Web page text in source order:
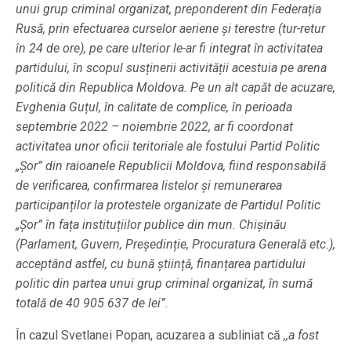
unui grup criminal organizat, preponderent din Federația
Rusă, prin efectuarea curselor aeriene și terestre (tur-retur
în 24 de ore), pe care ulterior le-ar fi integrat în activitatea
partidului, în scopul susținerii activității acestuia pe arena
politică din Republica Moldova. Pe un alt capăt de acuzare,
Evghenia Guțul, în calitate de complice, în perioada
septembrie 2022 – noiembrie 2022, ar fi coordonat
activitatea unor oficii teritoriale ale fostului Partid Politic
„Șor” din raioanele Republicii Moldova, fiind responsabilă
de verificarea, confirmarea listelor și remunerarea
participanților la protestele organizate de Partidul Politic
„Șor” în fața instituțiilor publice din mun. Chișinău
(Parlament, Guvern, Președinție, Procuratura Generală etc.),
acceptând astfel, cu bună știință, finanțarea partidului
politic din partea unui grup criminal organizat, în sumă
totală de 40 905 637 de lei”.
În cazul Svetlanei Popan, acuzarea a subliniat că ,,a fost